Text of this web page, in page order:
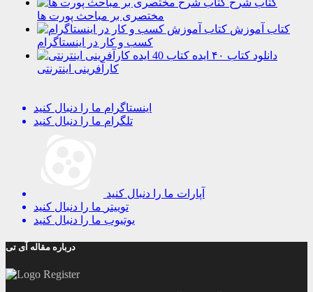
کتاب شرح
مختصری بر مباحث پورت ها
کتاب آموزش
کسب و کار در اینستاگرام
دانلود کتاب ۴۰ ایده
کارآفرینی اینترنتی
اینستاگرام ما را دنبال کنید
تلگرام ما را دنبال کنید
آپارات ما را دنبال کنید
توییتر ما را دنبال کنید
یوتیوب ما را دنبال کنید
درباره مقاله آی تی